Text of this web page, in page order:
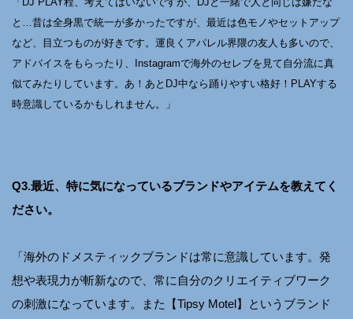
と…昔は全身黒で統一が多かったですが、最近は色モノやセットアップ
など、目立つものが好きです。運良くアパレル界隈の友人も多いので、
アドバイスをもらったり、Instagramで海外のセレブを見て自分流に真
似てみたりしています。あ！あとDJ中なら踊りやすい格好！PLAYする
時意識しているかもしれません。」
Q3.最近、特に気になっているブランドやアイテムを教えてく
ださい。
「海外のドメスティックブランドは常に意識しています。発
想や表現力が斬新なので、常に自分のクリエイティブワーク
の刺激になっています。また【Tipsy Motel】というブランド